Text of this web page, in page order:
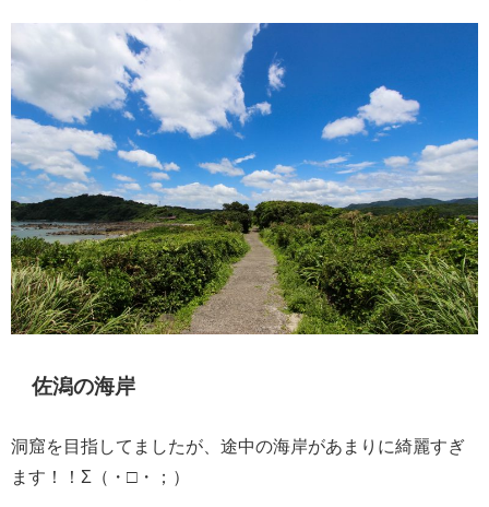
佐潟の海岸
洞窟を目指してましたが、途中の海岸があまりに綺麗すぎ
ます！！Σ（・□・；）